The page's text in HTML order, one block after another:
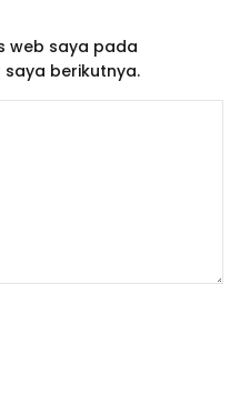
web saya pada
berikutnya.